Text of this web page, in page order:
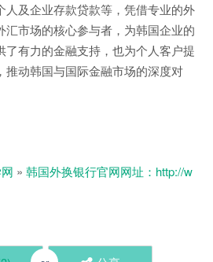
人及企业存款贷款等，凭借专业的外
汇市场的核心参与者，为韩国企业的
了有力的金融支持，也为个人客户提
推动韩国与国际金融市场的深度对
» 韩国外换银行官网网址：http://w